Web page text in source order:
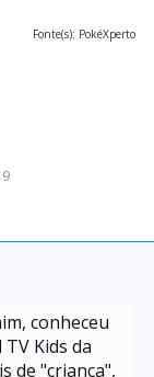
Fonte(s): PokéXperto
conheceu
Kids da
de "criança",